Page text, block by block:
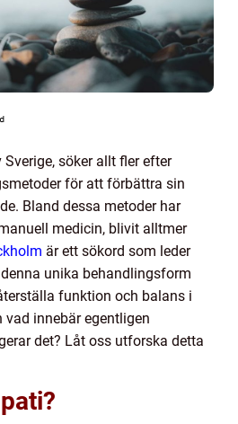
söker allt fler efter
för att förbättra sin
Bland dessa metoder har
medicin, blivit alltmer
är ett sökord som leder
unika behandlingsform
funktion och balans i
vad innebär egentligen
det? Låt oss utforska detta